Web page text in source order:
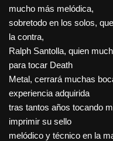
mucho más melódica,
sobretodo en los solos,
la contra,
Ralph Santolla, quien
para tocar Death
Metal, cerrará muchas
experiencia adquirida
tras tantos años tocando
imprimir su sello
melódico y técnico en la